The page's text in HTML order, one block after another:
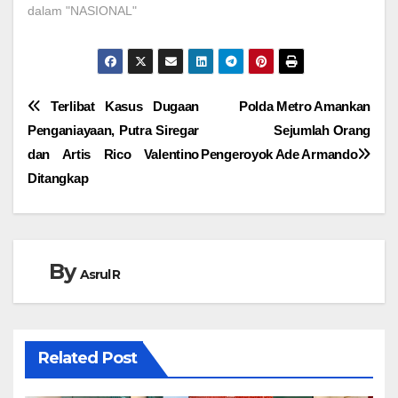
dalam "NASIONAL"
Navigasi
pos
Polda Metro Amankan
Sejumlah Orang
Pengeroyok Ade Armando
Terlibat Kasus Dugaan
Penganiayaan, Putra Siregar
dan Artis Rico Valentino
Ditangkap
ByAsrul R
Related Post